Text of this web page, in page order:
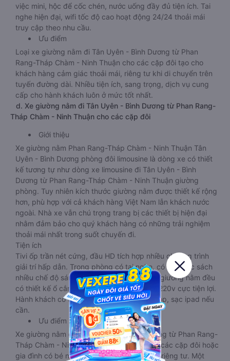
việc mini, hộc để cốc chén, nước uống đầy đủ tiện ích. Tai
nghe hiện đại, wifi tốc độ cao hoạt động 24/24 thoải mái
truy cập theo nhu cầu.
Ưu điểm
Loại xe giường nằm đi Tân Uyên - Bình Dương từ Phan
Rang-Tháp Chàm - Ninh Thuận cho các cặp đôi tạo cho
khách hàng cảm giác thoải mái, riêng tư khi di chuyển trên
tuyến đường dài. Nhiều tiện ích, sang trọng, dịch vụ cung
cấp cho hành khách luôn ở mức tốt nhất.
d. Xe giường nằm đi Tân Uyên - Bình Dương từ Phan Rang-
Tháp Chàm - Ninh Thuận cho các cặp đôi
Giới thiệu
Xe giường nằm Phan Rang-Tháp Chàm - Ninh Thuận Tân
Uyên - Bình Dương phòng đôi limousine là dòng xe có thiết
kế tương tự như dòng xe limousine đi Tân Uyên - Bình
Dương từ Phan Rang-Tháp Chàm - Ninh Thuận giường
phòng. Tuy nhiên kích thước giường nằm được thiết kế rộng
hơn, phù hợp với cả khách hàng Việt Nam lẫn khách nước
ngoài. Nhà xe vẫn chú trọng trang bị các thiết bị hiện đại
nhằm đảm bảo cho quý khách hàng có những trải nghiệm
thoải mái nhất trong suốt chuyến đi.
Tiện ích
Tivi ốp trần nét cứng, đầu HD tích hợp nhiều chương trình
giải trí hấp dẫn. Trong phòng có tai nghe, có đèn đọc sách
nhiều chế độ sáng, wifi tốc độ cao. Tại mỗi giường nằm đều
có thiết kế ổ cắm sạc đa năng nguồn điện 220v cực tiện lợi.
Hành khách có thể sạc điện thoại, sạc laptop, sạc ipad nếu
cần.
Ưu điểm
Xe giường nằm đôi đi Tân Uyên - Bình Dương từ Phan Rang-
Tháp Chàm - Ninh Thuận này phù hợp cho các cặp đôi hoặc
gia đình có bé nhỏ vì diện tích phòng rộng, riêng tư. Một